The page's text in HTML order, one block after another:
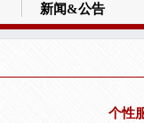
新闻&公告
个性